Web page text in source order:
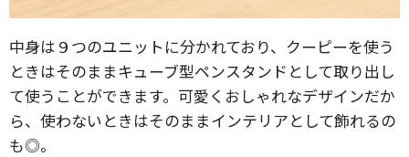
中身は９つのユニットに分かれており、クーピーを使う
ときはそのままキューブ型ペンスタンドとして取り出し
て使うことができます。可愛くおしゃれなデザインだか
ら、使わないときはそのままインテリアとして飾れるの
も◎。